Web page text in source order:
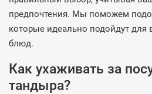
предпочтения. Мы поможем
которые идеально подойдут для
блюд.
Как ухаживать за
тандыра?